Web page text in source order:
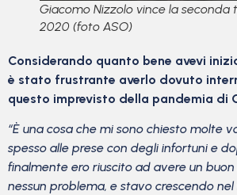
Giacomo Nizzolo vince la seconda
2020 (foto ASO)
Considerando quanto bene avevi
è stato frustrante averlo dovuto
questo imprevisto della pandemia di
“È una cosa che mi sono chiesto molte
spesso alle prese con degli infortuni e
finalmente ero riuscito ad avere un
nessun problema, e stavo crescendo